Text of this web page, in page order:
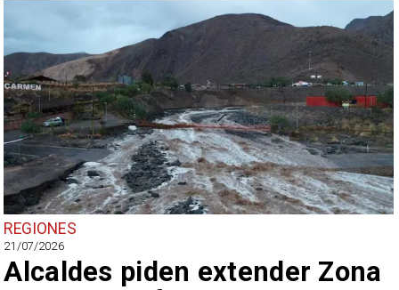
REGIONES
21/07/2026
Alcaldes piden extender Zona